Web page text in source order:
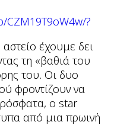
?
έχουμε δει
τη «βαθιά του
του. Οι δυο
φροντίζουν να
ο star
από μια πρωινή